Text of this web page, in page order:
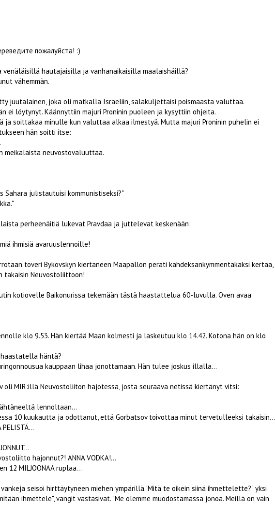
пожалуйста! :)
venäläisillä hautajaisilla ja vanhanaikaisilla maalaishäillä?
vähemmän.
juutalainen, joka oli matkalla Israeliin, salakuljettaisi poismaasta valuttaa.
ei löytynyt. Käännyttiin majuri Proninin puoleen ja kysyttiin ohjeita.
ja soittakaa minulle kun valuttaa alkaa ilmestyä. Mutta majuri Proninin puhelin ei
hän soitti itse:
meikäläistä neuvostovaluuttaa.
Sahara julistautuisi kommunistiseksi?"
perheenäitiä lukevat Pravdaa ja juttelevat keskenään:
ihmisiä avaruuslennoille!
toveri Bykovskyn kiertäneen Maapallon peräti kahdeksankymmentäkaksi kertaa,
takaisin Neuvostoliittoon!
kotiovelle Baikonurissa tekemään tästä haastattelua 60-luvulla. Oven avaa
klo 9.53. Hän kiertää Maan kolmesti ja laskeutuu klo 14.42. Kotona hän on klo
häntä?
kauppaan lihaa jonottamaan. Hän tulee joskus illalla...
oli MIR:illä Neuvostoliiton hajotessa, josta seuraava netissä kiertänyt vitsi:
lennoltaan...
10 kuukautta ja odottanut, että Gorbatsov toivottaa minut tervetulleeksi takaisin...
hajonnut?! ANNA VODKA!...
12 MILJOONAA ruplaa...
seisoi hirttäytyneen miehen ympärillä."Mitä te oikein siinä ihmettelette?" yksi
ihmettele", vangit vastasivat. "Me olemme muodostamassa jonoa. Meillä on vain